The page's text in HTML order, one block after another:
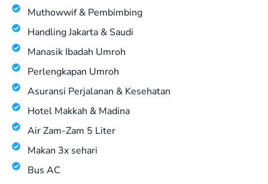
Muthowwif & Pembimbing
Handling Jakarta & Saudi
Manasik Ibadah Umroh
Perlengkapan Umroh
Asuransi Perjalanan & Kesehatan
Hotel Makkah & Madina
Air Zam-Zam 5 Liter
Makan 3x sehari
Bus AC